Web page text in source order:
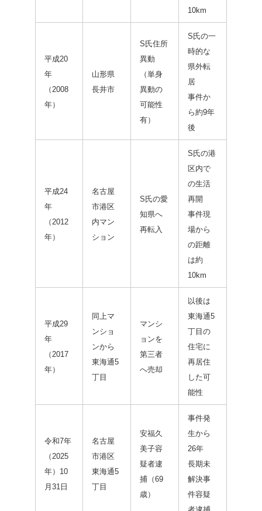
10km
平成20
年
（2008
年）
山形県
長井市
S氏住所
異動
（単身
異動の
可能性
有）
S氏の一
時的な
県外転
居
事件か
ら約9年
後
平成24
年
（2012
年）
名古屋
市港区
内マン
ション
S氏の愛
知県へ
再転入
S氏の港
区内で
の生活
再開
事件現
場から
の距離
は約
10km
平成29
年
（2017
年）
同上マ
ンショ
ンから
東海通5
丁目
マンシ
ョンを
第三者
へ売却
以後は
東海通5
丁目の
住宅に
再居住
した可
能性
令和7年
（2025
年）10
月31日
名古屋
市港区
東海通5
丁目
安福久
美子容
疑者逮
捕（69
歳）
事件発
生から
26年
長期未
解決事
件容疑